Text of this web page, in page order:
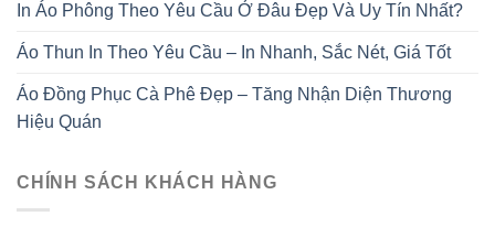
In Áo Phông Theo Yêu Cầu Ở Đâu Đẹp Và Uy Tín Nhất?
Áo Thun In Theo Yêu Cầu – In Nhanh, Sắc Nét, Giá Tốt
Áo Đồng Phục Cà Phê Đẹp – Tăng Nhận Diện Thương
Hiệu Quán
CHÍNH SÁCH KHÁCH HÀNG